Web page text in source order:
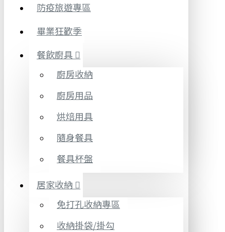
防疫旅遊專區
畢業狂歡季
餐飲廚具
廚房收納
廚房用品
烘焙用具
隨身餐具
餐具杯盤
居家收納
免打孔收納專區
收納掛袋/掛勾